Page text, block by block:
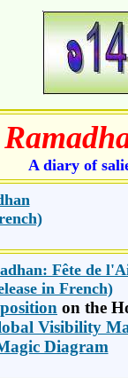
A diary of
Fête de
in French)
on the
Visibility
Diagram